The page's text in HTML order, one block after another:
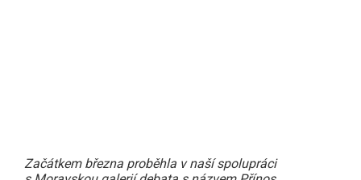
Začátkem března proběhla v naší spolupráci